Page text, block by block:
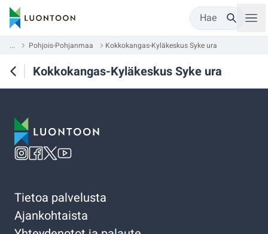
Hae
... Pohjois-Pohjanmaa Kokkokangas-Kyläkeskus Syke ura
Kokkokangas-Kyläkeskus Syke ura
Tietoa palvelusta
Ajankohtaista